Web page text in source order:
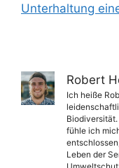
Unterhaltung
Robert
Ich heiße
fühle ich
Leben der